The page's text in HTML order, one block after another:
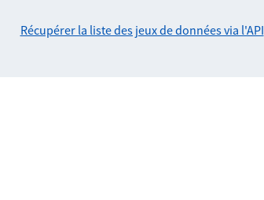
Récupérer la liste des jeux de données via l'API